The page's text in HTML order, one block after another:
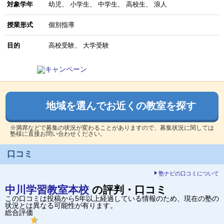
対象学年 幼児 小学生 中学生 高校生 浪人
授業形式 個別指導
目的 高校受験 大学受験
地域を選んでお近くの教室を探す
※満席などで募集の状況が変わることがありますので、募集状況に関しては
塾様に直接お問い合わせください。
口コミ
塾ナビの口コミについて
中川学習教室本校 の評判・口コミ
この口コミは投稿から5年以上経過している情報のため、現在の塾の
状況とは異なる可能性が有ります。
総合評価